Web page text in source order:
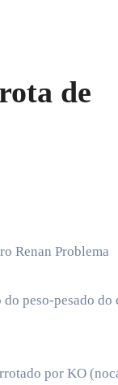
de
Renan Problema
peso-pesado do
por KO